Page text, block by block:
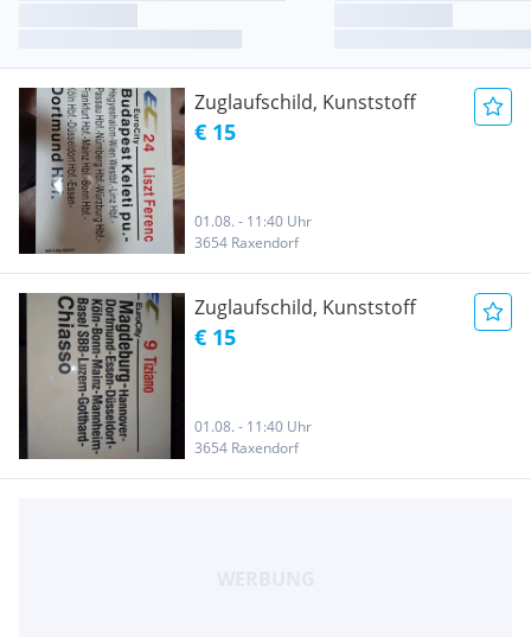
Zuglaufschild, Kunststoff
€ 15
01.08. - 11:40 Uhr
3654 Raxendorf
Zuglaufschild, Kunststoff
€ 15
01.08. - 11:40 Uhr
3654 Raxendorf